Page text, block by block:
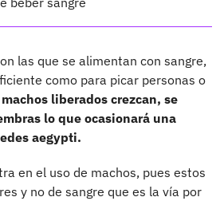
las que se alimentan con sangre,
como para picar personas o
liberados crezcan, se
lo que ocasionará una
aegypti.
en el uso de machos, pues estos
y no de sangre que es la vía por